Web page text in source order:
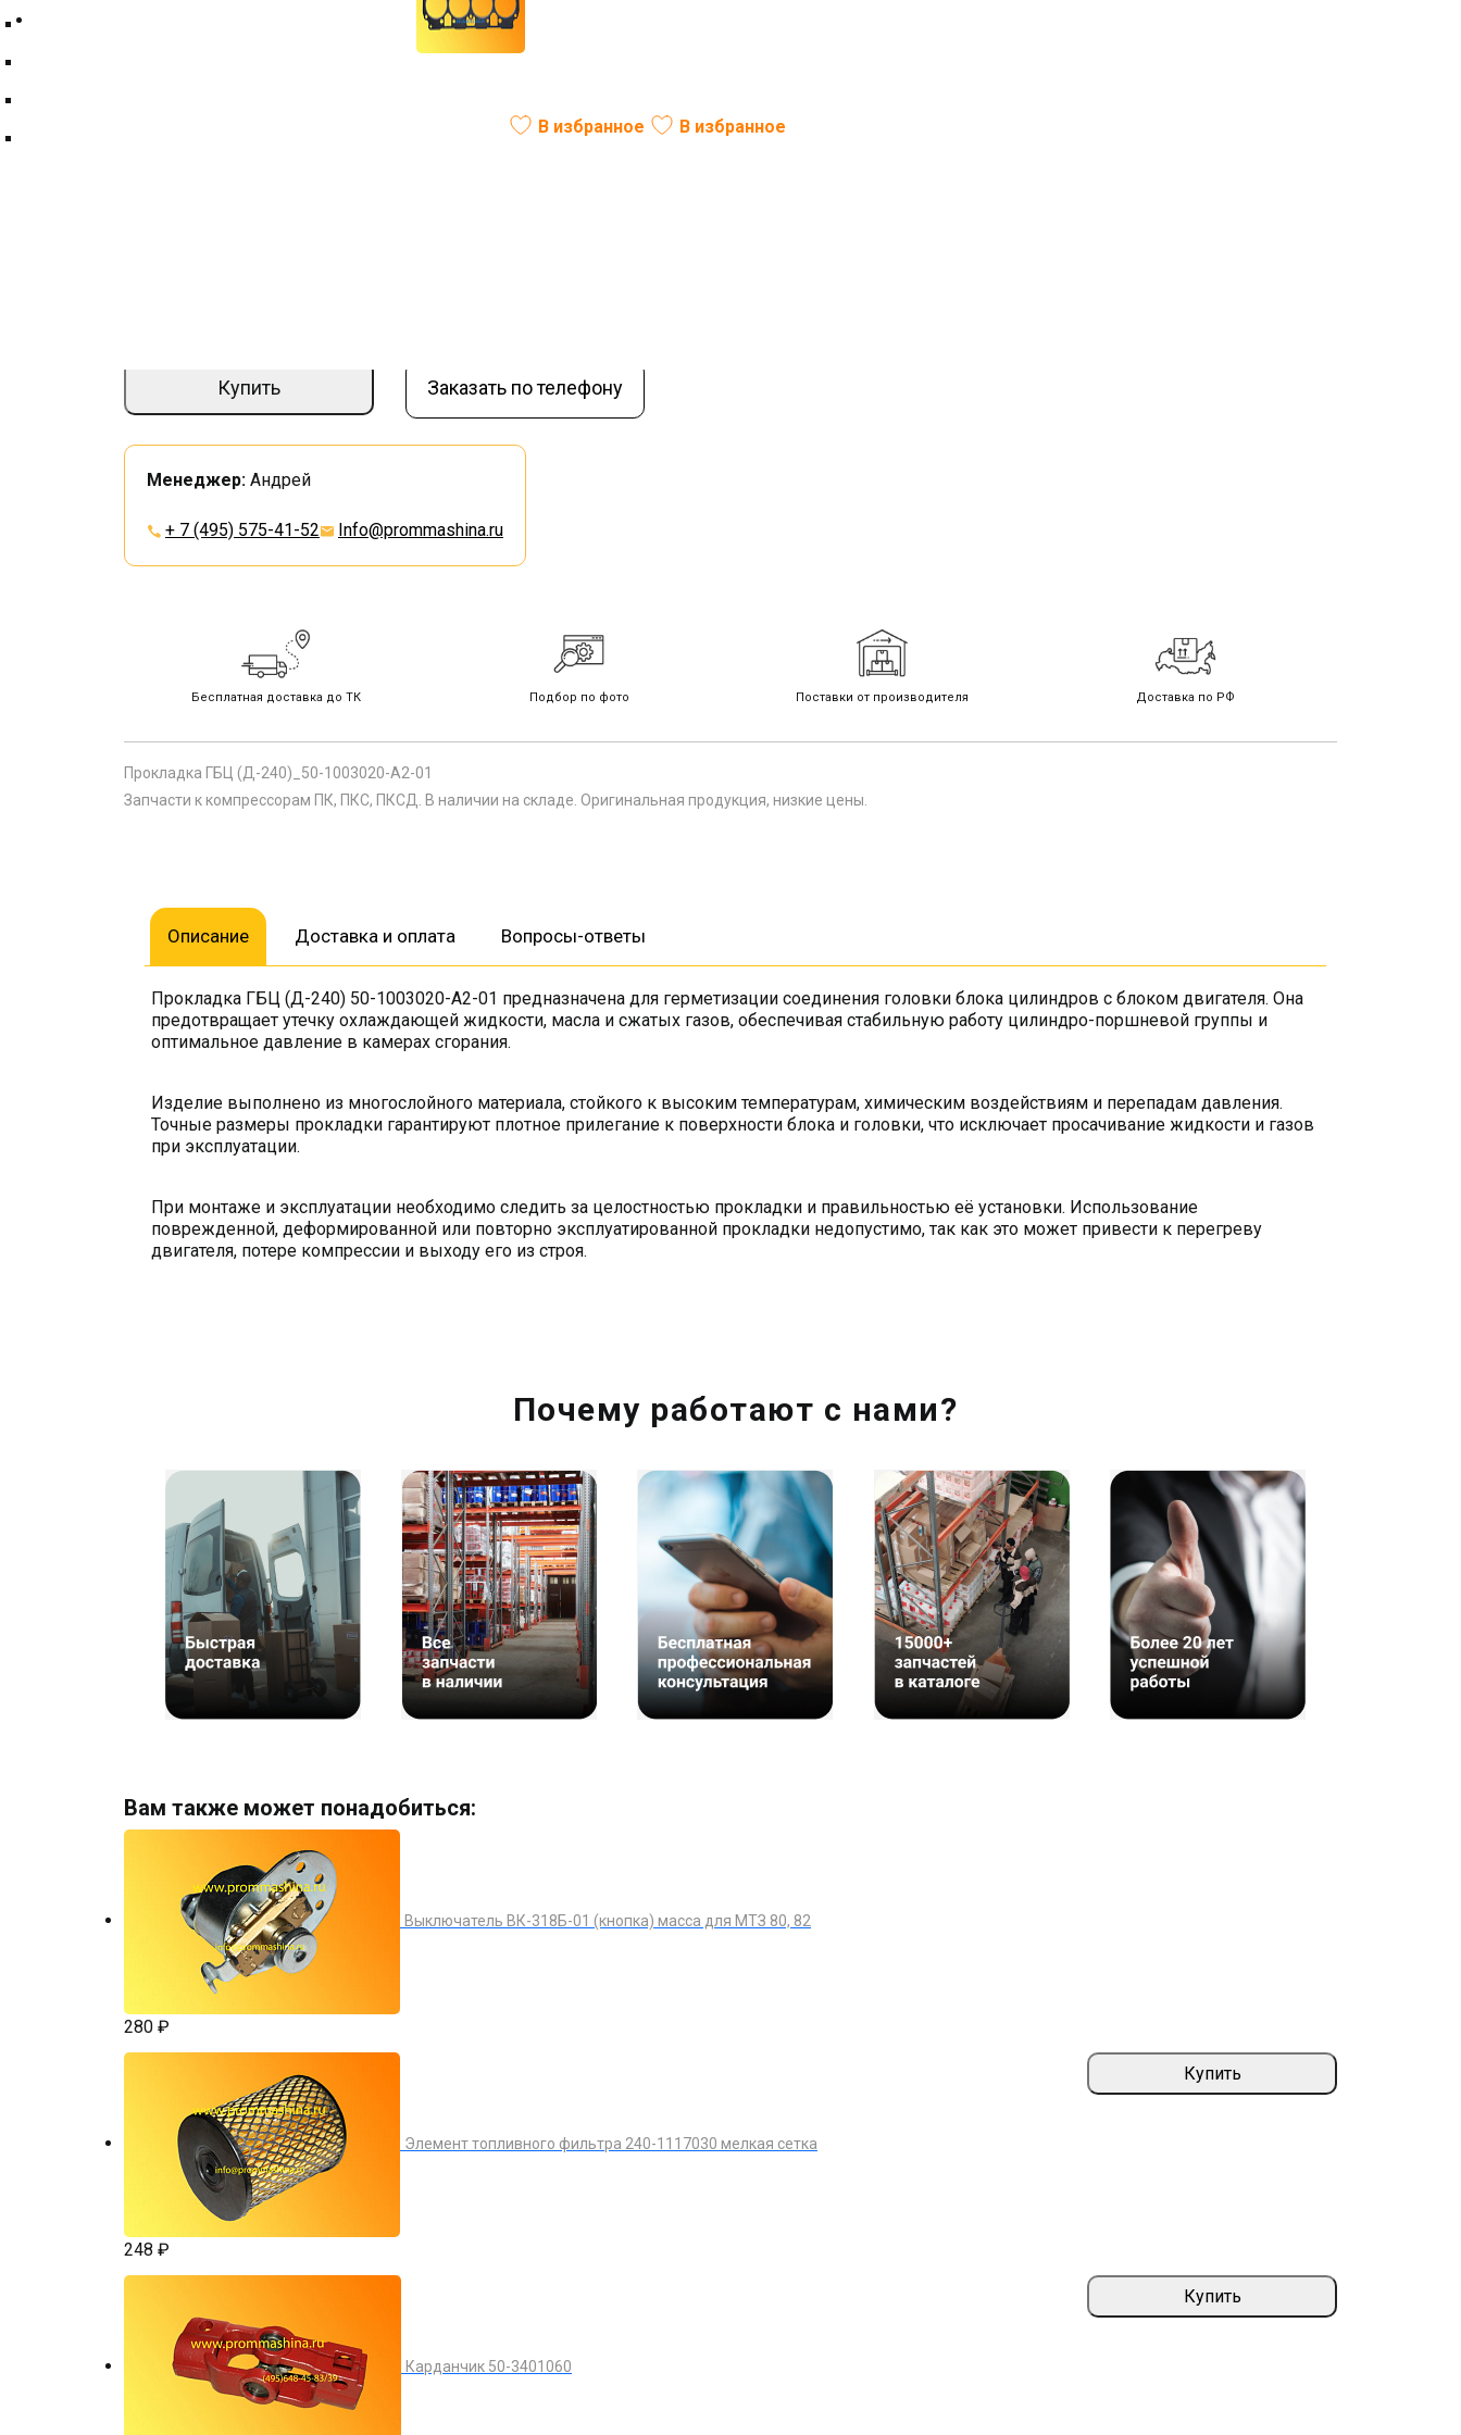
Прокладка ГБЦ (Д-240) 50-1003020-А2-01 В избранное В избранное
Купить Заказать по телефону
Менеджер: Андрей
+ 7 (495) 575-41-52 Info@prommashina.ru
Бесплатная доставка до ТК Подбор по фото Поставки от производителя Доставка по РФ
Прокладка ГБЦ (Д-240)_50-1003020-А2-01
Запчасти к компрессорам ПК, ПКС, ПКСД. В наличии на складе. Оригинальная продукция, низкие цены.
Описание Доставка и оплата Вопросы-ответы
Прокладка ГБЦ (Д-240) 50-1003020-А2-01 предназначена для герметизации соединения головки блока цилиндров с блоком двигателя. Она
предотвращает утечку охлаждающей жидкости, масла и сжатых газов, обеспечивая стабильную работу цилиндро-поршневой группы и
оптимальное давление в камерах сгорания.
Изделие выполнено из многослойного материала, стойкого к высоким температурам, химическим воздействиям и перепадам давления.
Точные размеры прокладки гарантируют плотное прилегание к поверхности блока и головки, что исключает просачивание жидкости и газов
при эксплуатации.
При монтаже и эксплуатации необходимо следить за целостностью прокладки и правильностью её установки. Использование
поврежденной, деформированной или повторно эксплуатированной прокладки недопустимо, так как это может привести к перегреву
двигателя, потере компрессии и выходу его из строя.
Почему работают с нами?
Вам также может понадобиться:
Выключатель ВК-318Б-01 (кнопка) масса для МТЗ 80, 82
280 ₽
Купить
Элемент топливного фильтра 240-1117030 мелкая сетка
248 ₽
Купить
Карданчик 50-3401060